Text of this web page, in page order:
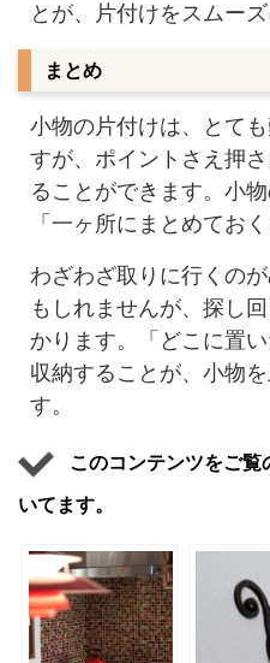
とが、片付けをスムー
まとめ
小物の片付けは、とて
すが、ポイントさえ押
ることができます。小
「一ヶ所にまとめてお
わざわざ取りに行くの
もしれませんが、探し
かります。「どこに置
収納することが、小物
す。
このコンテンツをご覧
いてます。